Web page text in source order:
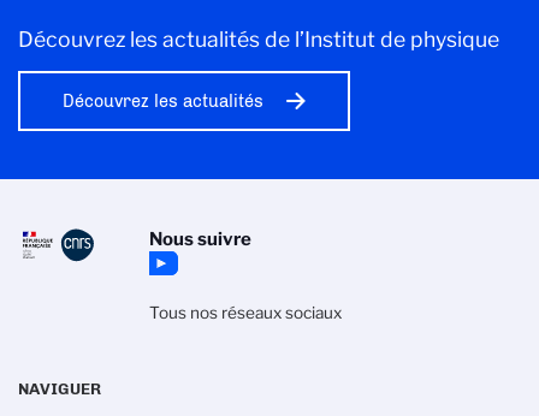
Découvrez les actualités de l’Institut de physique
Découvrez les actualités
Nous suivre
Tous nos réseaux sociaux
NAVIGUER